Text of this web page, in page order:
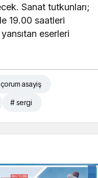
Sanat tutkunları;
19.00 saatleri
eserleri
asayiş
# sergi